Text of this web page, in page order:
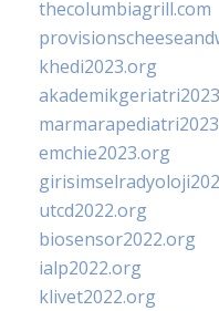
thecolumbiagrill.com
khedi2023.org
emchie2023.org
utcd2022.org
biosensor2022.org
ialp2022.org
klivet2022.org